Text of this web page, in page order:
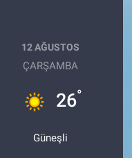
12 AĞUSTOS
ÇARŞAMBA
26°
Güneşli